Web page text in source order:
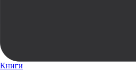
Книги